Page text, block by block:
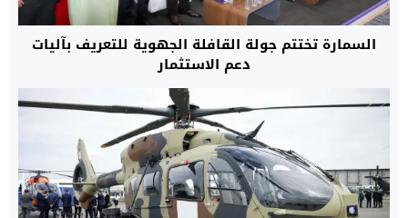
السمارة تختتم جولة القافلة الجهوية للتعريف بآليات
دعم الاستثمار